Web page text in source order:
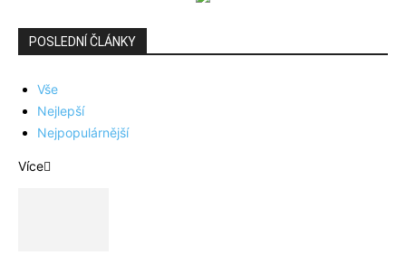
POSLEDNÍ ČLÁNKY
Vše
Nejlepší
Nejpopulárnější
Více